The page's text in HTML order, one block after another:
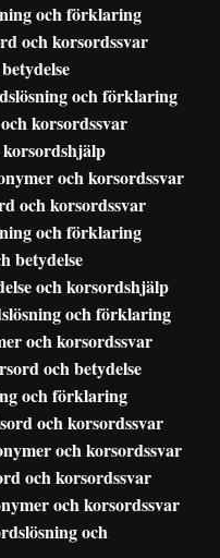
och förklaring
och korsordssvar
och förklaring
korsordssvar
korsordshjälp
och korsordssvar
och korsordssvar
och förklaring
betydelse
och korsordshjälp
och förklaring
och korsordssvar
och betydelse
och förklaring
och korsordssvar
och korsordssvar
och korsordssvar
och korsordssvar
och